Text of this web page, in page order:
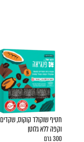
חטיף שוקולד קוקוס, שקדים
וקפה ללא גלוטן
300 גרם